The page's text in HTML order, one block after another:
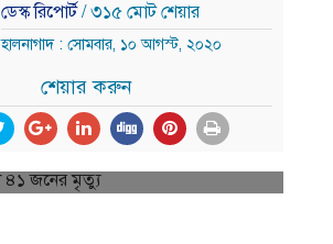
ডেস্ক রিপোর্ট/ ৩১৫ মোট শেয়ার
হালনাগাদ : সোমবার, ১০ আগস্ট, ২০২০
শেয়ার করুন